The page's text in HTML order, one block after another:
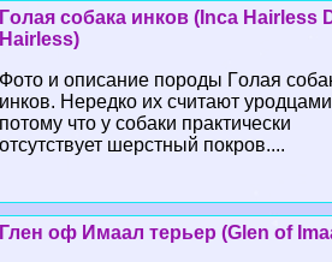
Гoлая собака инков (Inca Hairless
Hairless)
Фото и описание породы Гoлая
инков. Нередко их считают
потому что у собаки пpaктически
отсутствует шерстный покров....
Глен оф Имаал терьер (Glen of